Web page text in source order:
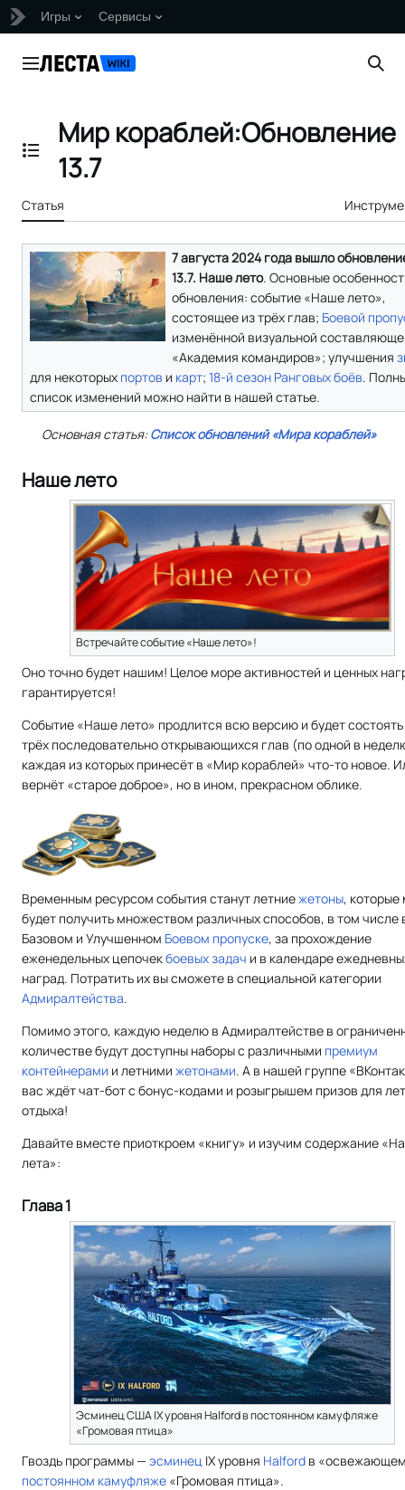
Игры Сервисы
Главное меню
Отобразить/Скрыть содержание
Мир кораблей:Обновление
13.7
Статья
7 августа 2024 года вышло
13.7. Наше лето. Основные
обновления: событие «Наше лето»,
состоящее из трёх глав; Боевой
изменённой визуальной
«Академия командиров»; улучшения
для некоторых портов и карт; 18-й сезон Ранговых боёв.
список изменений можно найти в нашей статье.
Основная статья:Список обновлений «Мира кораблей»
Наше лето
Встречайте событие «Наше лето»!
Оно точно будет нашим! Целое море активностей и ценных
гарантируется!
Событие «Наше лето» продлится всю версию и будет состоять
трёх последовательно открывающихся глав (по одной в
каждая из которых принесёт в «Мир кораблей» что-то новое.
вернёт «старое доброе», но в ином, прекрасном облике.
Временным ресурсом события станут летниежетоны,
будет получить множеством различных способов, в том числе
Базовом и Улучшенном Боевом пропуске, за прохождение
еженедельных цепочекбоевых задач и в календаре
наград. Потратить их вы сможете в специальной категории
Адмиралтейства.
Помимо этого, каждую неделю в Адмиралтействе в
количестве будут доступны наборы с различными премиум
контейнерами и летними жетонами. А в нашей группе
вас ждёт чат-бот с бонус-кодами и розыгрышем призов для
отдыха!
Давайте вместе приоткроем «книгу» и изучим содержание
лета»:
Глава 1
Эсминец США IX уровня Halford в постоянном камуфляже
«Громовая птица»
Гвоздь программы — эсминец IX уровня Halford в
постоянном камуфляже «Громовая птица».